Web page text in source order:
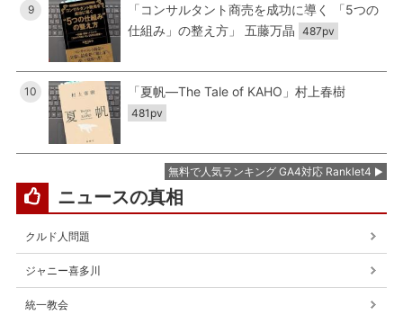
9
「コンサルタント商売を成功に導く 「5つの
仕組み」の整え方」 五藤万晶 487pv
10 「夏帆―The Tale of KAHO」村上春樹
481pv
無料で人気ランキング GA4対応 Ranklet4
ニュースの真相
クルド人問題
ジャニー喜多川
統一教会